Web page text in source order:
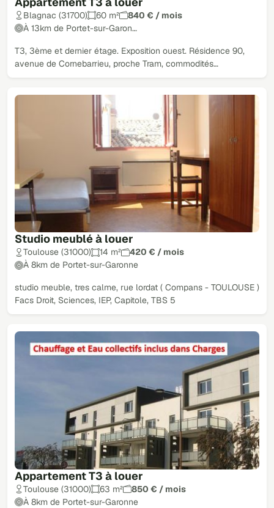
Blagnac (31700) 60 m²
840 € / mois
À 13km de Portet-sur-Garon…
T3, 3ème et dernier étage. Exposition ouest. Résidence 90,
avenue de Cornebarrieu, proche Tram, commodités…
Studio meublé à louer
Toulouse (31000) 14 m²
420 € / mois
À 8km de Portet-sur-Garonne
studio meuble, tres calme, rue lordat ( Compans - TOULOUSE )
Facs Droit, Sciences, IEP, Capitole, TBS 5
Appartement T3 à louer
Toulouse (31000) 63 m²
850 € / mois
À 8km de Portet-sur-Garonne